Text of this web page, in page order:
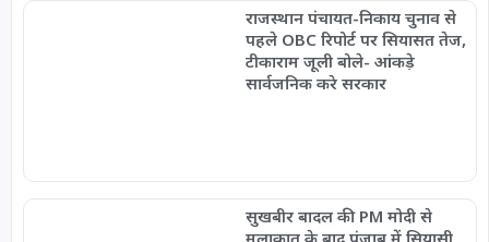
राजस्थान पंचायत-निकाय चुनाव से
पहले OBC रिपोर्ट पर सियासत तेज,
टीकाराम जूली बोले- आंकड़े
सार्वजनिक करे सरकार
सुखबीर बादल की PM मोदी से